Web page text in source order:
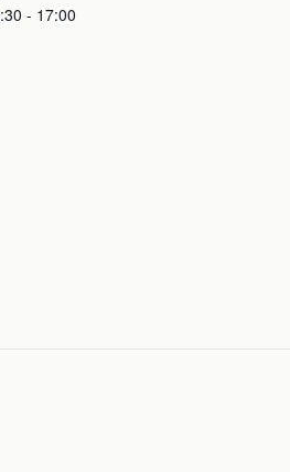
- 17:00